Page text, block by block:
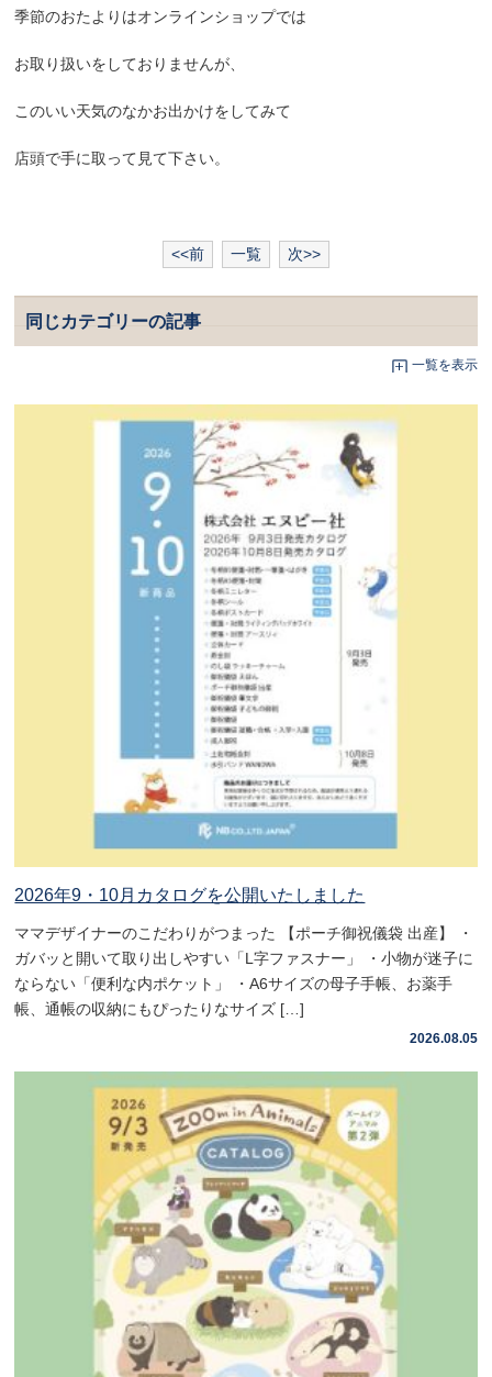
季節のおたよりはオンラインショップでは
お取り扱いをしておりませんが、
このいい天気のなかお出かけをしてみて
店頭で手に取って見て下さい。
<<前 一覧 次>>
同じカテゴリーの記事
一覧を表示
2026年9・10月カタログを公開いたしました
ママデザイナーのこだわりがつまった 【ポーチ御祝儀袋 出産】 ・
ガバッと開いて取り出しやすい「L字ファスナー」 ・小物が迷子に
ならない「便利な内ポケット」 ・A6サイズの母子手帳、お薬手
帳、通帳の収納にもぴったりなサイズ […]
2026.08.05